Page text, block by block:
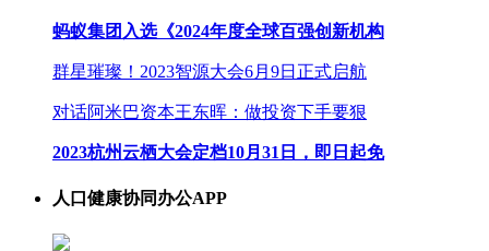
蚂蚁集团入选《2024年度全球百强创新机构
群星璀璨！2023智源大会6月9日正式启航
对话阿米巴资本王东晖：做投资下手要狠
2023杭州云栖大会定档10月31日，即日起免
人口健康协同办公APP